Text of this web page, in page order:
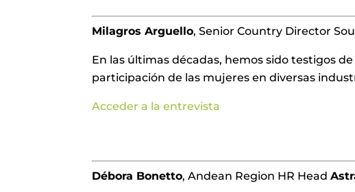
Milagros Arguello, Senior Country Director
En las últimas décadas, hemos sido testigos
participación de las mujeres en diversas
Acceder a la entrevista
Débora Bonetto, Andean Region HR Head